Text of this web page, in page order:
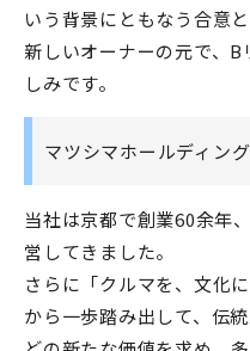
いう背景にともなう合意と
新しいオーナーの元で、
しみです。
マツシマホールディン
当社は京都で創業60余年
営してきました。
さらに「クルマを、文化
から一歩踏み出して、伝